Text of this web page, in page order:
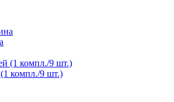
компл./9 шт.)